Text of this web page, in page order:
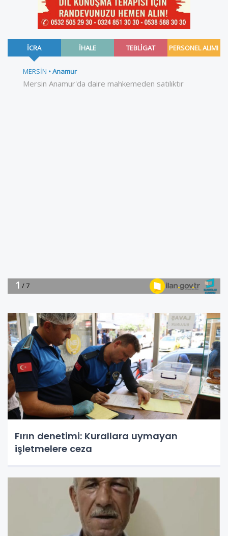
Fırın denetimi: Kurallara uymayan
işletmelere ceza